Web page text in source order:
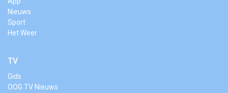
Nieuws
Sport
Het Weer
TV
Gids
OOG TV Nieuws